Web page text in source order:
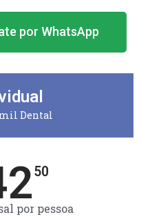
por WhatsApp
Dental
50
por pessoa